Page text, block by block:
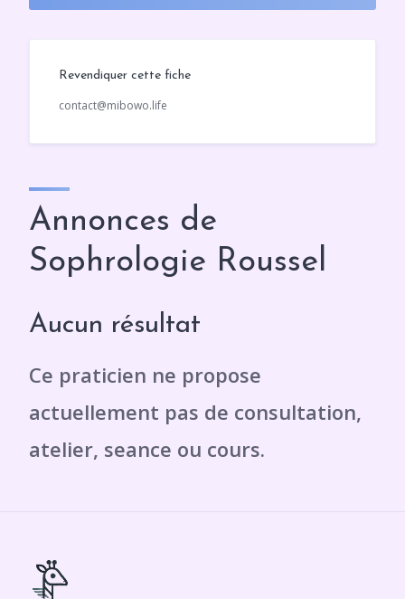
Revendiquer cette fiche
contact@mibowo.life
Annonces de
Sophrologie Roussel
Aucun résultat